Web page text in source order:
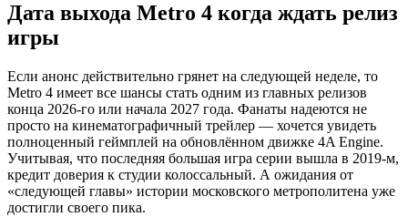
Дата выхода Metro 4 когда ждать релиз
игры
Если анонс действительно грянет на следующей неделе, то
Metro 4 имеет все шансы стать одним из главных релизов
конца 2026-го или начала 2027 года. Фанаты надеются не
просто на кинематографичный трейлер — хочется увидеть
полноценный геймплей на обновлённом движке 4A Engine.
Учитывая, что последняя большая игра серии вышла в 2019-м,
кредит доверия к студии колоссальный. А ожидания от
«следующей главы» истории московского метрополитена уже
достигли своего пика.